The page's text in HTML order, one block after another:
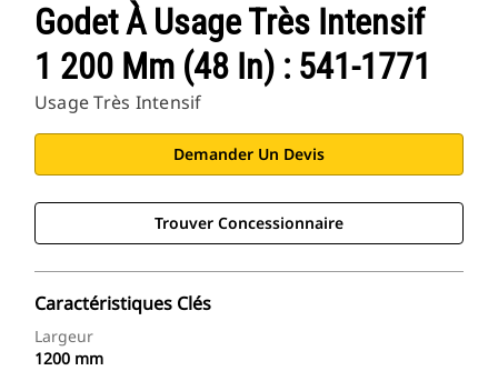
Godet À Usage Très Intensif
1 200 Mm (48 In) : 541-1771
Usage Très Intensif
Demander Un Devis
Trouver Concessionnaire
Caractéristiques Clés
Largeur
1200 mm